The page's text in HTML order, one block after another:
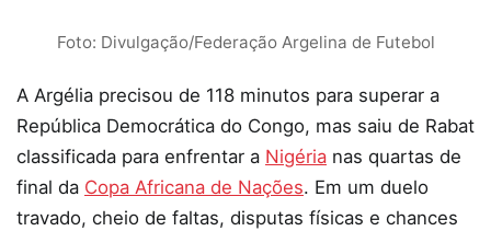
Foto: Divulgação/Federação Argelina de Futebol
A Argélia precisou de 118 minutos para superar a
República Democrática do Congo, mas saiu de Rabat
classificada para enfrentar a Nigéria nas quartas de
final da Copa Africana de Nações. Em um duelo
travado, cheio de faltas, disputas físicas e chances